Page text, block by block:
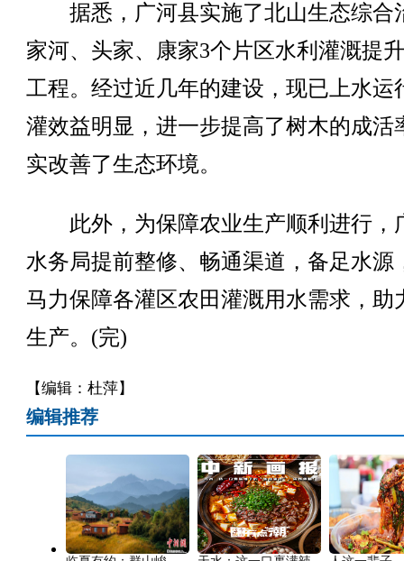
据悉，广河县实施了北山生态综合
家河、头家、康家3个片区水利灌溉提
工程。经过近几年的建设，现已上水运
灌效益明显，进一步提高了树木的成活
实改善了生态环境。
此外，为保障农业生产顺利进行，
水务局提前整修、畅通渠道，备足水源
马力保障各灌区农田灌溉用水需求，助
生产。(完)
【编辑：杜萍】
编辑推荐